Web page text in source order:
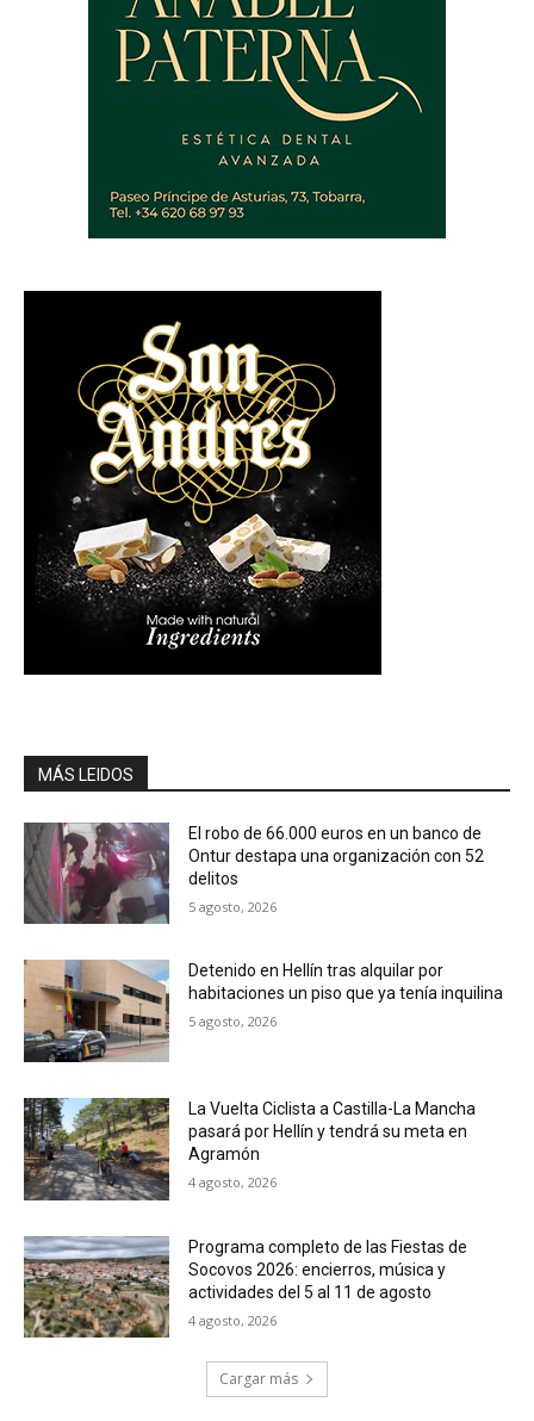
MÁS LEIDOS
El robo de 66.000 euros en un banco de
Ontur destapa una organización con 52
delitos
5 agosto, 2026
Detenido en Hellín tras alquilar por
habitaciones un piso que ya tenía inquilina
5 agosto, 2026
La Vuelta Ciclista a Castilla-La Mancha
pasará por Hellín y tendrá su meta en
Agramón
4 agosto, 2026
Programa completo de las Fiestas de
Socovos 2026: encierros, música y
actividades del 5 al 11 de agosto
4 agosto, 2026
Cargar más